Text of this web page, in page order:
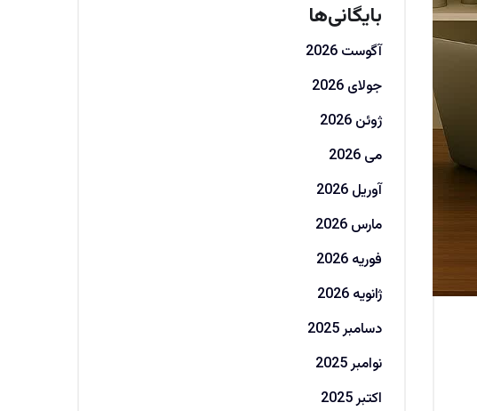
بایگانی‌ها
آگوست 2026
جولای 2026
ژوئن 2026
می 2026
آوریل 2026
مارس 2026
فوریه 2026
ژانویه 2026
دسامبر 2025
نوامبر 2025
اکتبر 2025